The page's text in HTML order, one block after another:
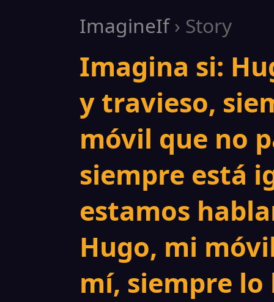
ImagineIf› Story
Imagina si:
y travieso,
móvil que no
siempre está
estamos
Hugo, mi
mí, siempre